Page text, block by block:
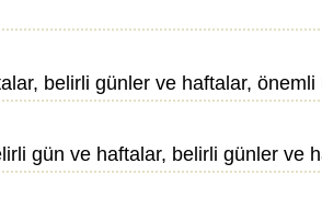
belirli günler ve haftalar,
gün ve haftalar, belirli günler ve